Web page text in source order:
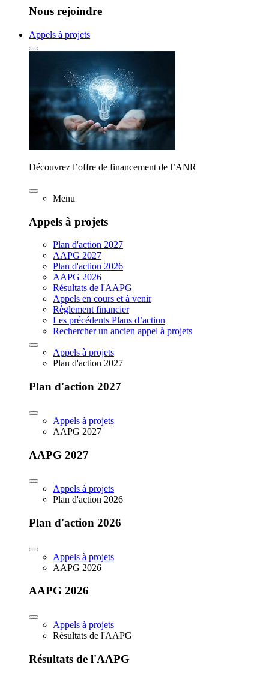
Nous rejoindre
Appels à projets
Découvrez l’offre de financement de l’ANR
Menu
Appels à projets
Plan d'action 2027
AAPG 2027
Plan d'action 2026
AAPG 2026
Résultats de l'AAPG
Appels en cours et à venir
Règlement financier
Les précédents Plans d’action
Rechercher un ancien appel à projets
Appels à projets
Plan d'action 2027
Plan d'action 2027
Appels à projets
AAPG 2027
AAPG 2027
Appels à projets
Plan d'action 2026
Plan d'action 2026
Appels à projets
AAPG 2026
AAPG 2026
Appels à projets
Résultats de l'AAPG
Résultats de l'AAPG